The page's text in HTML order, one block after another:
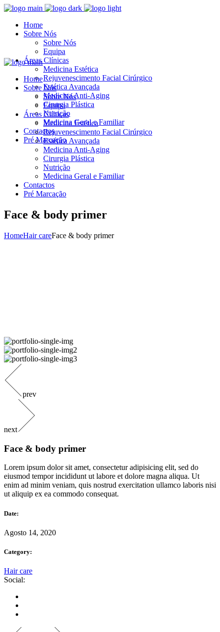
Home
Sobre Nós
Sobre Nós
Equipa
Áreas Clínicas
Medicina Estética
Rejuvenescimento Facial Cirúrgico
Estética Avançada
Medicina Anti-Aging
Cirurgia Plástica
Nutrição
Medicina Geral e Familiar
Contactos
Pré Marcação
Home
Sobre Nós
Sobre Nós
Equipa
Áreas Clínicas
Medicina Estética
Rejuvenescimento Facial Cirúrgico
Estética Avançada
Medicina Anti-Aging
Cirurgia Plástica
Nutrição
Medicina Geral e Familiar
Contactos
Pré Marcação
Face & body primer
HomeHair careFace & body primer
prev
next
Face & body primer
Lorem ipsum dolor sit amet, consectetur adipisicing elit, sed do
eiusmod tempor incididunt ut labore et dolore magna aliqua. Ut
enim ad minim veniam, quis nostrud exercitation ullamco laboris nisi
ut aliquip ex ea commodo consequat.
Date:
Agosto 14, 2020
Category:
Hair care
Social: